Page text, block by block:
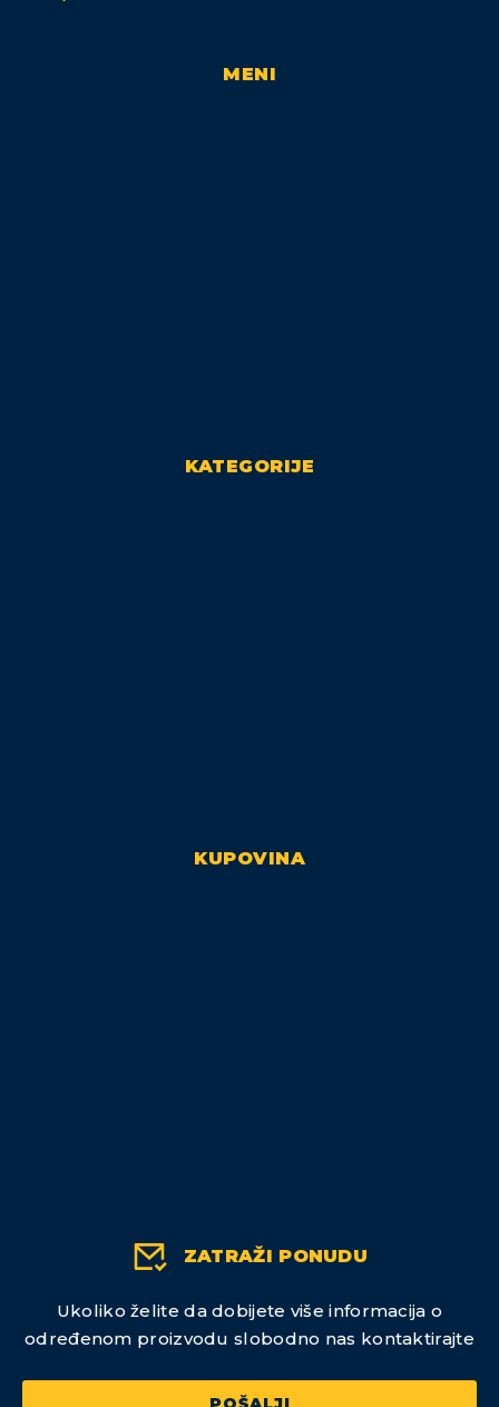
MENI
KATEGORIJE
KUPOVINA
ZATRAŽI PONUDU
Ukoliko želite da dobijete više informacija o
određenom proizvodu slobodno nas kontaktirajte